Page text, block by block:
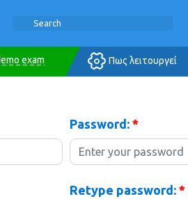
exam Πως λειτουργεί
Password: *
Retype password: *